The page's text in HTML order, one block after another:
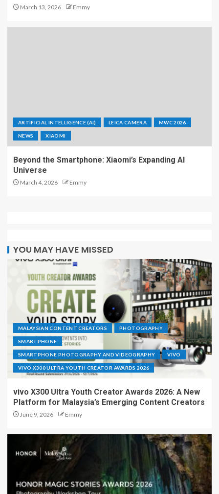
March 13, 2026 Emmy
ARTIFICIAL INTELLIGENCE (AI) LEICA CAMERA MWC 2026
NEWS XIAOMI
Beyond the Smartphone: Xiaomi’s Expanding AI
Universe
March 4, 2026 Emmy
YOU MAY HAVE MISSED
MALAYSIAN CONTENT CREATORS PHOTOGRAPHY
SMARTPHONE
SMARTPHONE PHOTOGRAPHY AND VIDEOGRAPHY VIVO
VIVO X300 ULTRA YOUTH CREATOR AWARDS 2026
vivo X300 Ultra Youth Creator Awards 2026: A New
Platform for Malaysia’s Emerging Content Creators
June 9, 2026 Emmy